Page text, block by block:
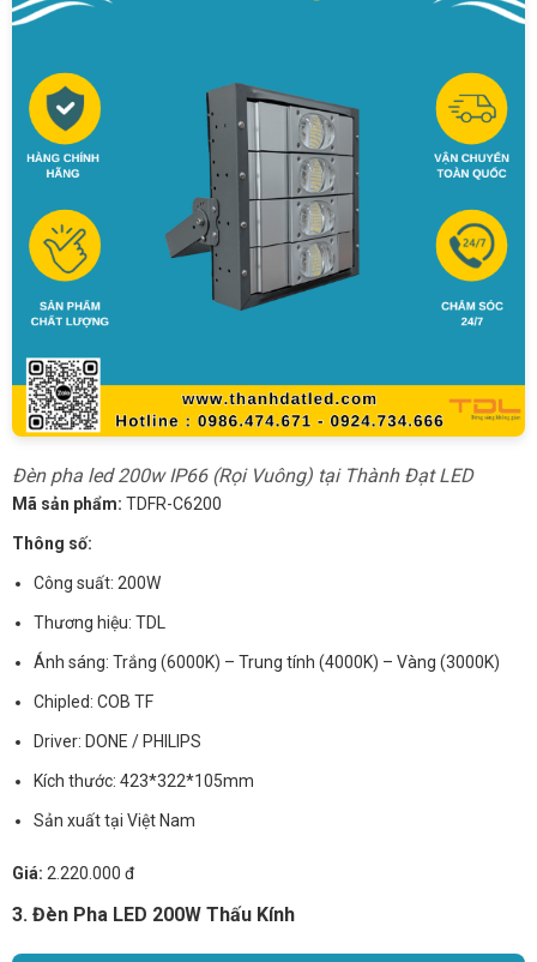
Đèn pha led 200w IP66 (Rọi Vuông) tại Thành Đạt LED
Mã sản phẩm: TDFR-C6200
Thông số:
Công suất: 200W
Thương hiệu: TDL
Ánh sáng: Trắng (6000K) – Trung tính (4000K) – Vàng (3000K)
Chipled: COB TF
Driver: DONE / PHILIPS
Kích thước: 423*322*105mm
Sản xuất tại Việt Nam
Giá: 2.220.000 đ
3. Đèn Pha LED 200W Thấu Kính